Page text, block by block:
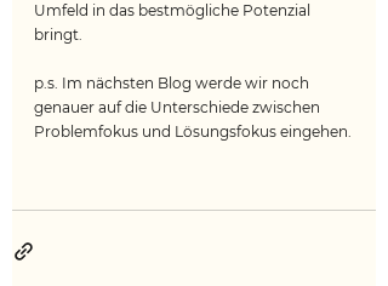
Umfeld in das bestmögliche Potenzial
bringt.
p.s. Im nächsten Blog werde wir noch
genauer auf die Unterschiede zwischen
Problemfokus und Lösungsfokus eingehen.